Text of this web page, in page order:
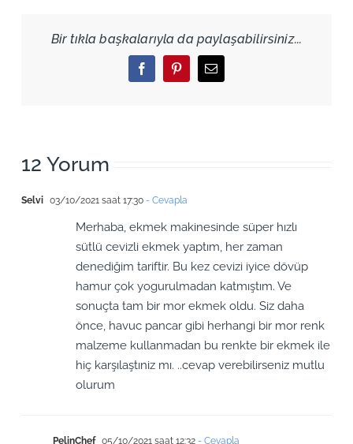
Bir tıkla başkalarıyla da paylaşabilirsiniz...
FacebookPinterestEmail
12 Yorum
Selvi 03/10/2021 saat 17:30- Cevapla
Merhaba, ekmek makinesinde süper hızlı
sütlü cevizli ekmek yaptım, her zaman
denediğim tariftir. Bu kez cevizi iyice dövüp
hamur çok yogurulmadan katmıştım. Ve
sonuçta tam bir mor ekmek oldu. Siz daha
önce, havuc pancar gibi herhangi bir mor renk
malzeme kullanmadan bu renkte bir ekmek ile
hiç karşılaştıniz mı. ..cevap verebilirseniz mutlu
olurum
PelinChef 05/10/2021 saat 12:32- Cevapla